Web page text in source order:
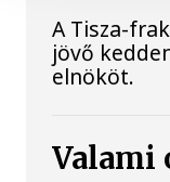
A Tisza-
jövő
elnököt.
Valami